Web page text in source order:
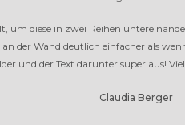
um diese in zwei Reihen
der Wand deutlich einfacher als
und der Text darunter super aus!
Claudia Berger